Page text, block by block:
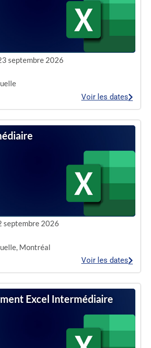
septembre 2026
Voir les dates
septembre 2026
, Montréal
Voir les dates
Excel Intermédiaire